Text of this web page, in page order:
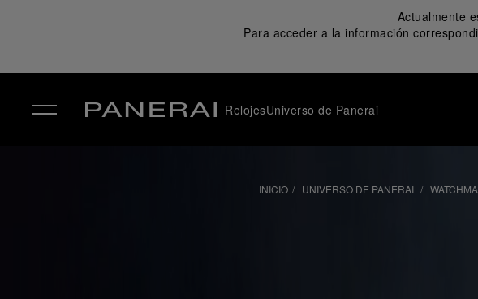
Actualmente
Para acceder a la información
RelojesUniverso de Panerai
INICIO UNIVERSO DE PANERAI